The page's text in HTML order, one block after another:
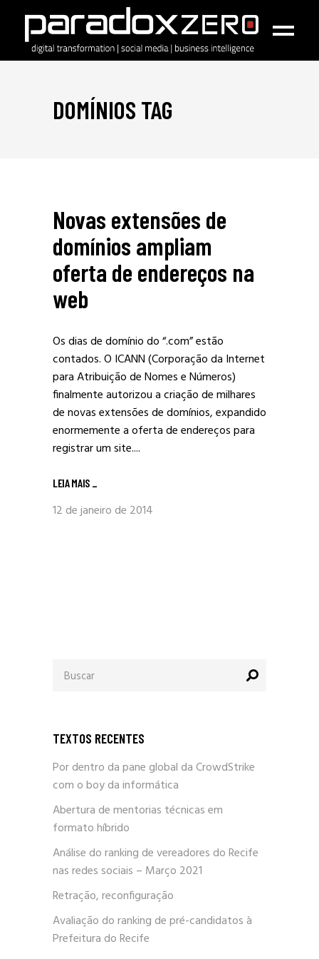
DOMÍNIOS TAG
Novas extensões de
domínios ampliam
oferta de endereços na
web
Os dias de domínio do “.com” estão
contados. O ICANN (Corporação da Internet
para Atribuição de Nomes e Números)
finalmente autorizou a criação de milhares
de novas extensões de domínios, expandido
enormemente a oferta de endereços para
registrar um site....
LEIA MAIS _
12 de janeiro de 2014
por:
TEXTOS RECENTES
Por dentro da pane global da CrowdStrike
com o boy da informática
Abertura de mentorias técnicas em
formato híbrido
Análise do ranking de vereadores do Recife
nas redes sociais – Março 2021
Retração, reconfiguração
Avaliação do ranking de pré-candidatos à
Prefeitura do Recife